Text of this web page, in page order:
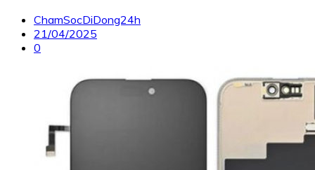
ChamSocDiDong24h
21/04/2025
0